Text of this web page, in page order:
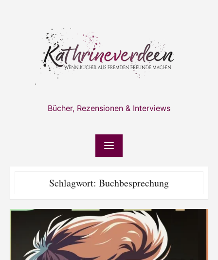
Bücher, Rezensionen & Interviews
Schlagwort: Buchbesprechung